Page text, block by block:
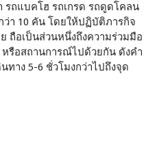
รถแบคโฮ รถเกรด รถดูดโคลน
า 10 คัน โดยให้ปฏิบัติภารกิจ
ถือเป็นส่วนหนึ่งถึงความร่วมมือ
หรือสถานการณ์ไปด้วยกัน ดังคำ
ทาง 5-6 ชั่วโมงกว่าไปถึงจุด